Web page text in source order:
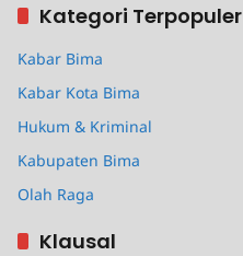
Kategori Terpopuler
Kabar Bima
Kabar Kota Bima
Hukum & Kriminal
Kabupaten Bima
Olah Raga
Klausal